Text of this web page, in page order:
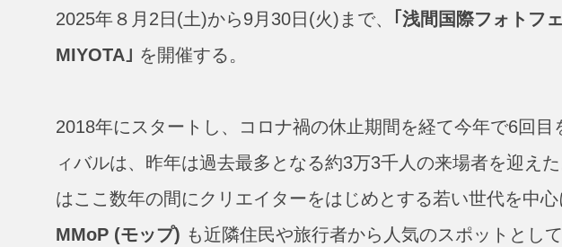
2025年８月2日(土)から9月30日(火)まで、
｢浅間国際フォトフ
MIYOTA｣ を開催する。
2018年にスタートし、コロナ禍の休止期間を経て今年で6回
ィバルは、昨年は過去最多となる約3万3千人の来場者を迎え
はここ数年の間にクリエイターをはじめとする若い世代を中
MMoP (モップ) も近隣住民や旅行者から人気のスポットとし